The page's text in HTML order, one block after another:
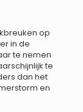
op
in de
te nemen
te
dan het
en